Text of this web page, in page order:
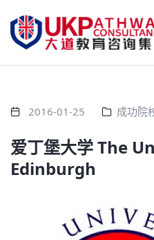
2016-01-25 成功院
爱丁堡大学 The
Edinburgh